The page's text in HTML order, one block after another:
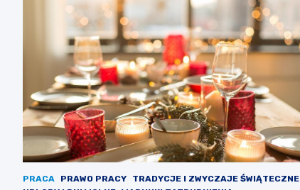
PRACA PRAWO PRACY
TRADYCJE I ZWYCZAJE ŚWIĄTECZNE